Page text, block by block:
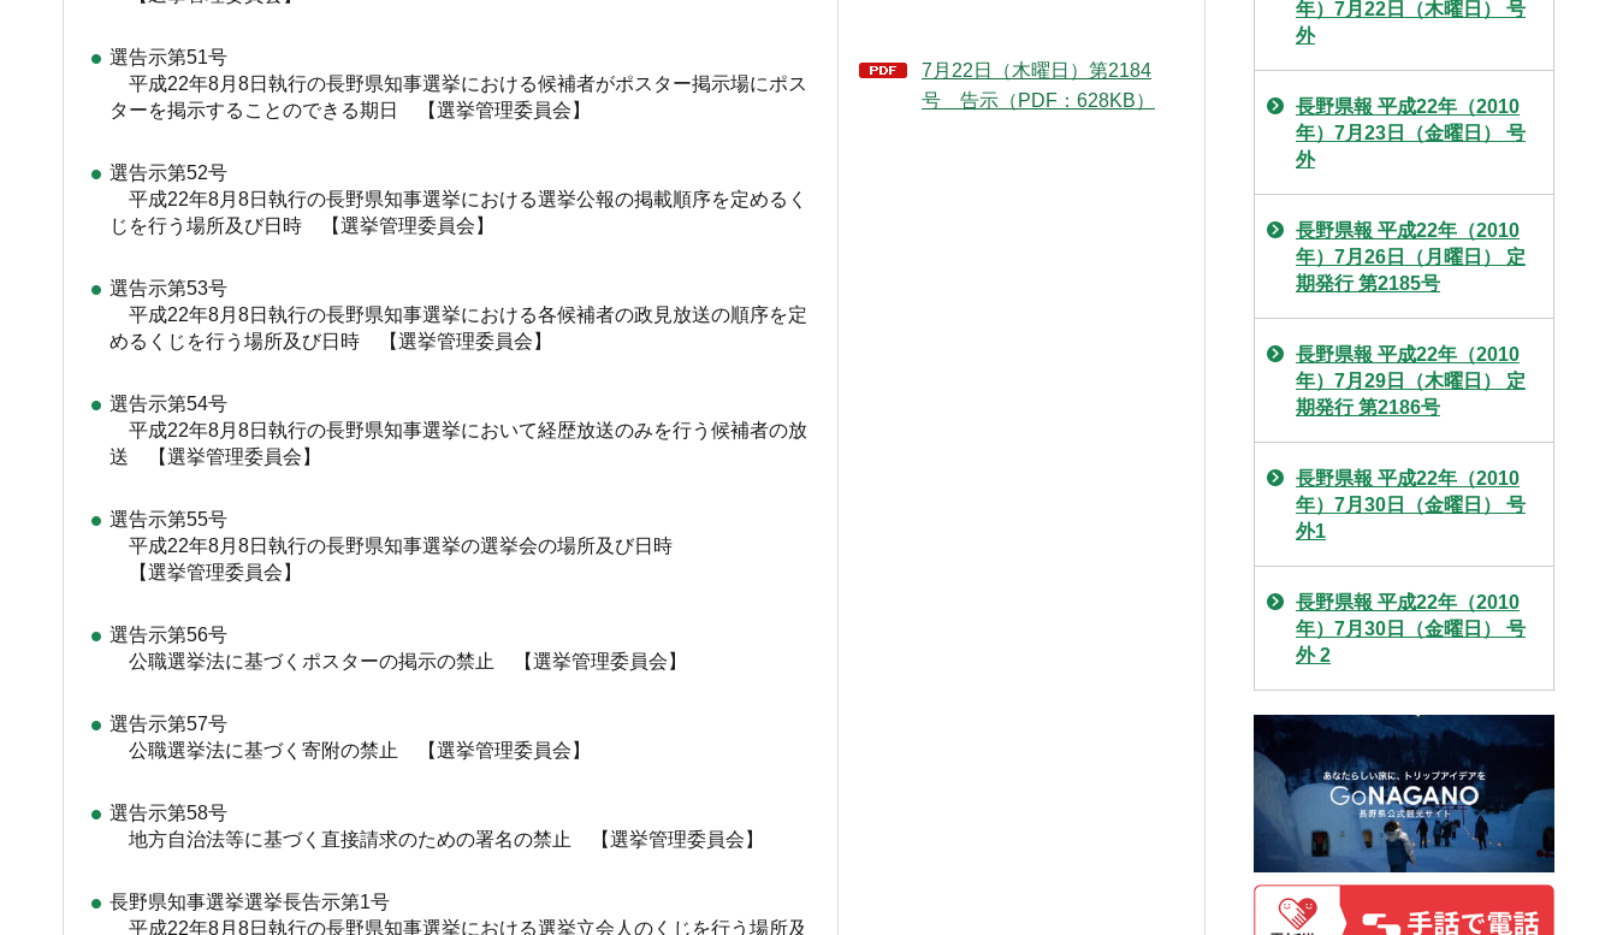
選告示第51号
平成22年8月8日執行の長野県知事選挙における候補者がポスター掲示場にポス
ターを掲示することのできる期日 【選挙管理委員会】
選告示第52号
平成22年8月8日執行の長野県知事選挙における選挙公報の掲載順序を定めるく
じを行う場所及び日時 【選挙管理委員会】
選告示第53号
平成22年8月8日執行の長野県知事選挙における各候補者の政見放送の順序を定
めるくじを行う場所及び日時 【選挙管理委員会】
選告示第54号
平成22年8月8日執行の長野県知事選挙において経歴放送のみを行う候補者の放
送 【選挙管理委員会】
選告示第55号
平成22年8月8日執行の長野県知事選挙の選挙会の場所及び日時
【選挙管理委員会】
選告示第56号
公職選挙法に基づくポスターの掲示の禁止 【選挙管理委員会】
選告示第57号
公職選挙法に基づく寄附の禁止 【選挙管理委員会】
選告示第58号
地方自治法等に基づく直接請求のための署名の禁止 【選挙管理委員会】
長野県知事選挙選挙長告示第1号
平成22年8月8日執行の長野県知事選挙における選挙立会人のくじを行う場所及
7月22日（木曜日）第2184
号 告示（PDF：628KB）
年）7月22日（木曜日） 号
外
長野県報 平成22年（2010
年）7月23日（金曜日） 号
外
長野県報 平成22年（2010
年）7月26日（月曜日） 定
期発行 第2185号
長野県報 平成22年（2010
年）7月29日（木曜日） 定
期発行 第2186号
長野県報 平成22年（2010
年）7月30日（金曜日） 号
外1
長野県報 平成22年（2010
年）7月30日（金曜日） 号
外 2